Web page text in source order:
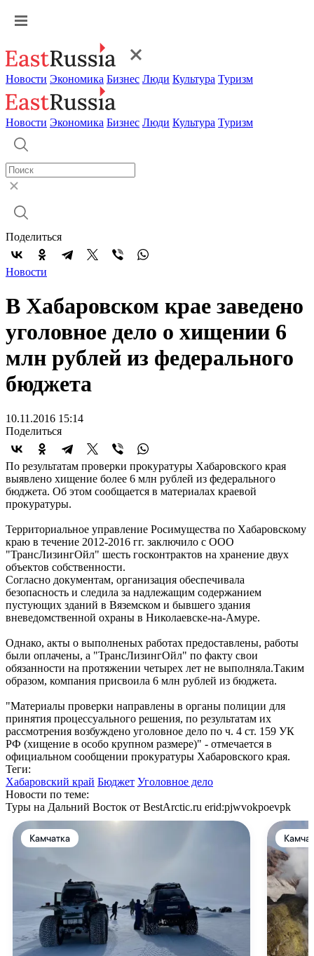
Новости Экономика Бизнес Люди Культура Туризм
Новости Экономика Бизнес Люди Культура Туризм
Поделиться
Новости
В Хабаровском крае заведено
уголовное дело о хищении 6
млн рублей из федерального
бюджета
10.11.2016 15:14
Поделиться
По результатам проверки прокуратуры Хабаровского края
выявлено хищение более 6 млн рублей из федерального
бюджета. Об этом сообщается в материалах краевой
прокуратуры.
Территориальное управление Росимущества по Хабаровскому
краю в течение 2012-2016 гг. заключило с ООО
"ТрансЛизингОйл" шесть госконтрактов на хранение двух
объектов собственности.
Согласно документам, организация обеспечивала
безопасность и следила за надлежащим содержанием
пустующих зданий в Вяземском и бывшего здания
вневедомственной охраны в Николаевске-на-Амуре.
Однако, акты о выполненых работах предоставлены, работы
были оплачены, а "ТрансЛизингОйл" по факту свои
обязанности на протяжении четырех лет не выполняла.Таким
образом, компания присвоила 6 млн рублей из бюджета.
"Материалы проверки направлены в органы полиции для
принятия процессуального решения, по результатам их
рассмотрения возбуждено уголовное дело по ч. 4 ст. 159 УК
РФ (хищение в особо крупном размере)" - отмечается в
официальном сообщении прокуратуры Хабаровского края.
Теги:
Хабаровский край Бюджет Уголовное дело
Новости по теме:
Туры на Дальний Восток от BestArctic.ru erid:pjwvokpoevpk